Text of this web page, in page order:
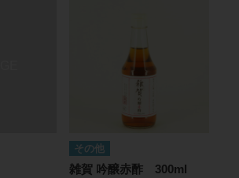
その他
雑賀 吟醸赤酢 300ml